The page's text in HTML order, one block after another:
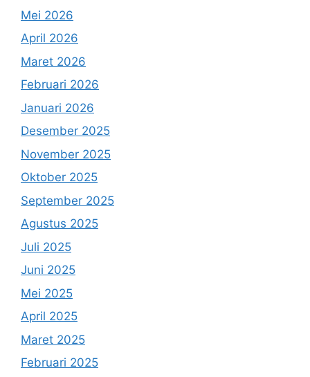
Mei 2026
April 2026
Maret 2026
Februari 2026
Januari 2026
Desember 2025
November 2025
Oktober 2025
September 2025
Agustus 2025
Juli 2025
Juni 2025
Mei 2025
April 2025
Maret 2025
Februari 2025